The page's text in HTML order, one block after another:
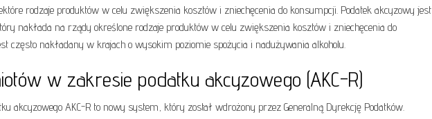
rodzaje produktów w celu zwiększenia kosztów i zniechęcenia do konsumpcji. Podatek akcyzowy jest
nakłada na rządy określone rodzaje produktów w celu zwiększenia kosztów i zniechęcenia do
często nakładany w krajach o wysokim poziomie spożycia i nadużywania alkoholu.
w zakresie podatku akcyzowego (AKC-R)
akcyzowego AKC-R to nowy system, który został wdrożony przez Generalną Dyrekcję Podatków.